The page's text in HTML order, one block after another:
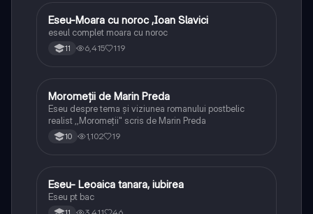
Limba și literatura română
Eseu-Moara cu noroc ,Ioan Slavici
eseul complet moara cu noroc
11 6,415 119
Limba și literatura română
Moromeții de Marin Preda
Eseu despre tema și viziunea romanului postbelic
realist ,,Moromeții" scris de Marin Preda
10 1,102 19
Limba și literatura română
Eseu- Leoaica tanara, iubirea
Eseu pt bac